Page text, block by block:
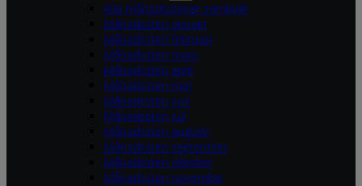
Alla månadsstenar samlade
Månadssten januari
Månadssten februari
Månadssten mars
Månadssten april
Månadssten maj
Månadssten juni
Månadssten juli
Månadssten augusti
Månadssten september
Månadssten oktober
Månadssten november